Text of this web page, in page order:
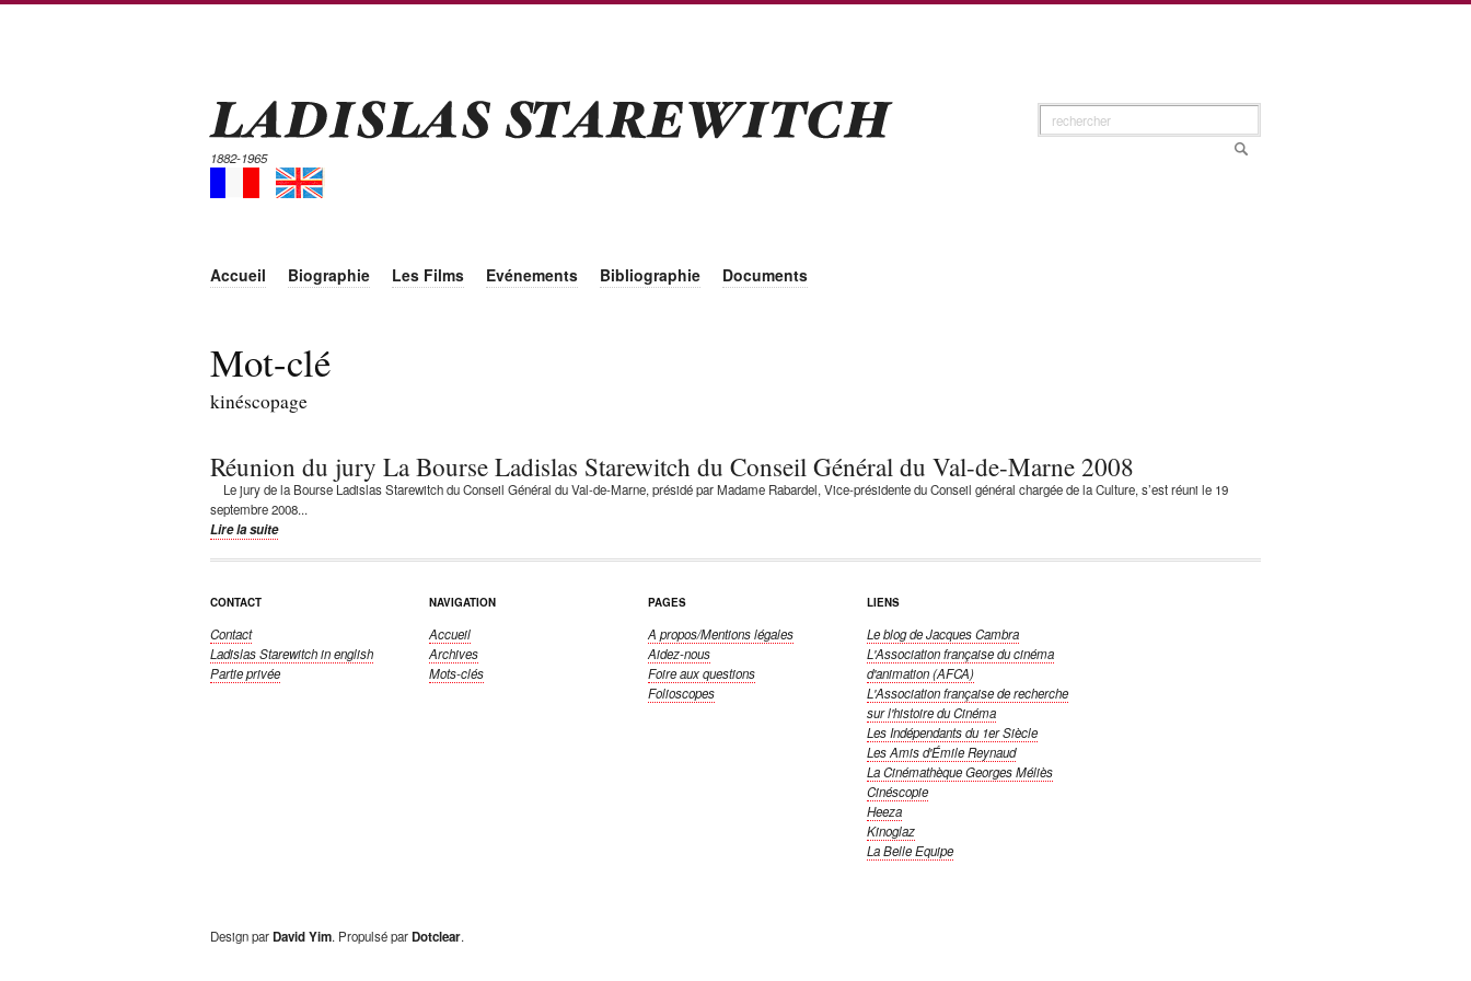
1882-1965
Accueil Biographie Les Films Evénements Bibliographie Documents
Mot-clé
kinéscopage
Réunion du jury La Bourse Ladislas Starewitch du Conseil Général du Val-de-Marne 2008
Le jury de la Bourse Ladislas Starewitch du Conseil Général du Val-de-Marne, présidé par Madame Rabardel, Vice-présidente du Conseil général chargée de la Culture, s’est réuni le 19
septembre 2008...
Lire la suite
CONTACT
Contact
Ladislas Starewitchin english
Partie privée
NAVIGATION
Accueil
Archives
Mots-clés
PAGES
A propos/Mentions légales
Aidez-nous
Foire aux questions
Folioscopes
LIENS
Le blog de Jacques Cambra
L'Association française du cinéma
d'animation (AFCA)
L'Association française de recherche
sur l'histoire du Cinéma
Les Indépendants du 1er Siècle
Les Amis d'Émile Reynaud
La Cinémathèque Georges Méliès
Cinéscopie
Heeza
Kinoglaz
La Belle Equipe
Design parDavid Yim. Propulsé parDotclear.